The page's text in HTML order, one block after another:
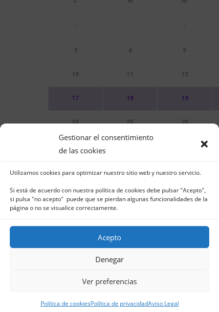
Gestionar el consentimiento
de las cookies
Utilizamos cookies para optimizar nuestro sitio web y nuestro servicio.
Si está de acuerdo con nuestra política de cookies debe pulsar "Acepto",
si pulsa "no acepto" puede que se pierdan algunas funcionalidades de la
página o no se visualice correctamente.
Acepto
Denegar
Ver preferencias
Política de cookiesPolítica de privacidadAviso Legal
- - -
3 4 5
10 11 12
17 18 19
24 25 26
Sin Eventos
Club Naútico de Jávea - Muelle Norte s/n |